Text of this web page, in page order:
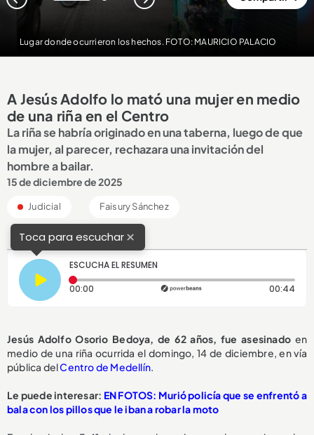
Lugar donde ocurrieron los hechos. FOTO: MAURICIO PALACIO
A Jesús Adolfo lo mató una mujer en medio
de una riña en el Centro
La riña se habría originado en una taberna, luego de que
la mujer, al parecer, rechazara una invitación del
hombre a bailar.
15 de diciembre de 2025
Judicial Faisury Sánchez
Toca para escuchar×
ESCUCHA EL RESUMEN
00:00 Tiempo transcurrido: 0 segundos 00:44
Jesús Adolfo Osorio Bedoya, de 62 años, fue asesinadoen
medio de una riña ocurrida el domingo, 14 de diciembre, en vía
pública delCentro de Medellín.
Le puede interesar: EN FOTOS: Murió policía que se enfrentó a
bala con los pillos que le iban a robar la moto